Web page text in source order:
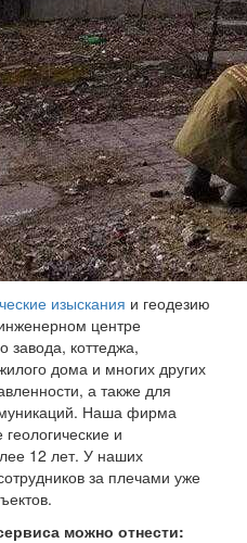
изыскания и геодезию
центре
завода, коттеджа,
дома и многих других
а также для
Наша фирма
и
12 лет. У наших
за плечами уже
можно отнести: